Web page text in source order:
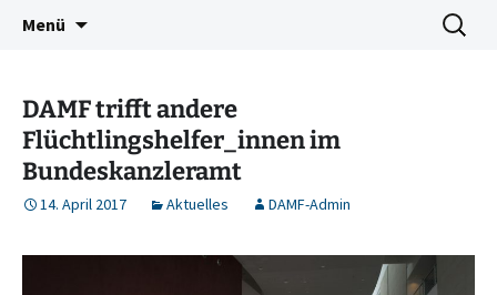
Damf Dresden
Deutschkurse Asyl Migration Flucht Dresden
Menü
Suchen
nach:
DAMF trifft andere
Flüchtlingshelfer_innen im
Bundeskanzleramt
14. April 2017 Aktuelles DAMF-Admin